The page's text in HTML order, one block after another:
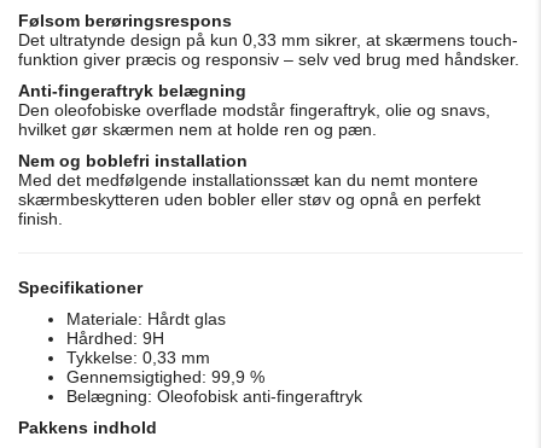
Følsom berøringsrespons
Det ultratynde design på kun 0,33 mm sikrer, at skærmens touch-
funktion giver præcis og responsiv – selv ved brug med håndsker.
Anti-fingeraftryk belægning
Den oleofobiske overflade modstår fingeraftryk, olie og snavs,
hvilket gør skærmen nem at holde ren og pæn.
Nem og boblefri installation
Med det medfølgende installationssæt kan du nemt montere
skærmbeskytteren uden bobler eller støv og opnå en perfekt
finish.
Specifikationer
Materiale: Hårdt glas
Hårdhed: 9H
Tykkelse: 0,33 mm
Gennemsigtighed: 99,9 %
Belægning: Oleofobisk anti-fingeraftryk
Pakkens indhold